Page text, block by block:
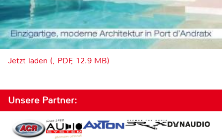
Jetzt laden (, PDF, 12.9 MB)
Unsere Partner: